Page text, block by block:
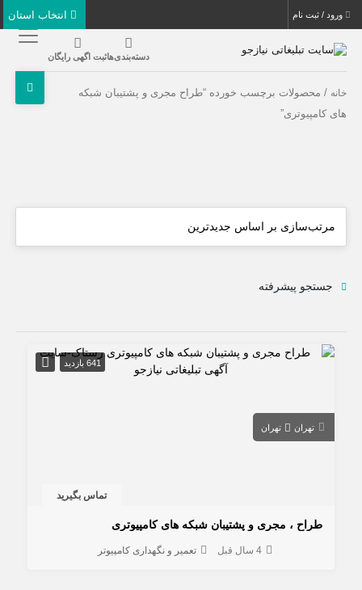
ورود / ثبت نام
دسته‌بندی‌هاثبت اگهی رایگان
خانه / محصولات برچسب خورده “طراح مجری و پشتیبان شبکه
های کامپیوتری”
جستجو پیشرفته
641 بازدید
تهران تهران
تماس بگیرید
طراح ، مجری و پشتیبان شبکه های کامپیوتری
4 سال قبل تعمیر و نگهداری کامپیوتر